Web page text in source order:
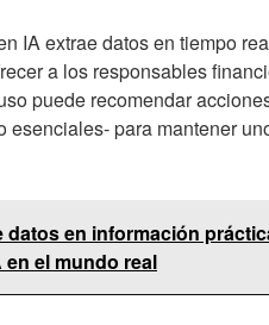
IA extrae datos en tiempo
a los responsables
puede recomendar
esenciales- para mantener
en información
el mundo real